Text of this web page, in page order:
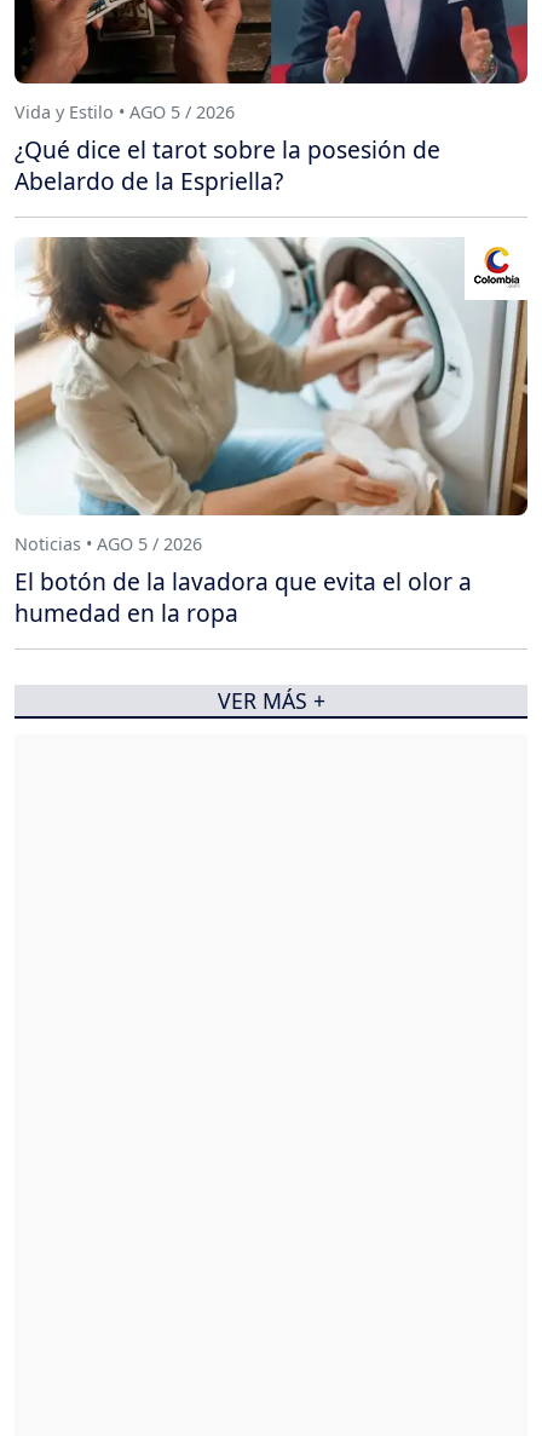
Vida y Estilo • AGO 5 / 2026
¿Qué dice el tarot sobre la posesión de
Abelardo de la Espriella?
Noticias • AGO 5 / 2026
El botón de la lavadora que evita el olor a
humedad en la ropa
VER MÁS +